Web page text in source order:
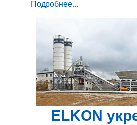
Подробнее...
ELKON